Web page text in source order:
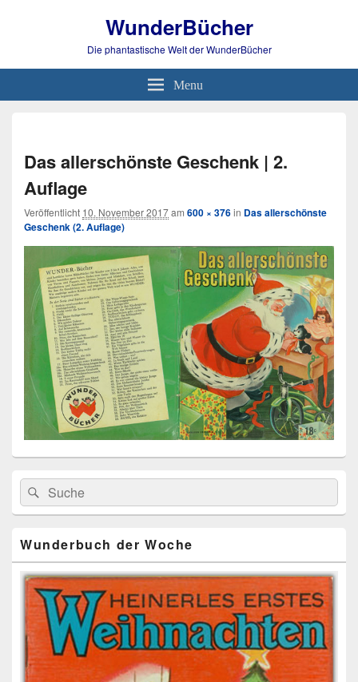
WunderBücher
Die phantastische Welt der WunderBücher
Menu
Das allerschönste Geschenk | 2.
Auflage
Veröffentlicht 10. November 2017am 600 × 376in Das allerschönste
Geschenk (2. Auflage)
Primärer
Seitenleisten
Widget-
Bereich
Search
for:
Suche
Wunderbuch der Woche